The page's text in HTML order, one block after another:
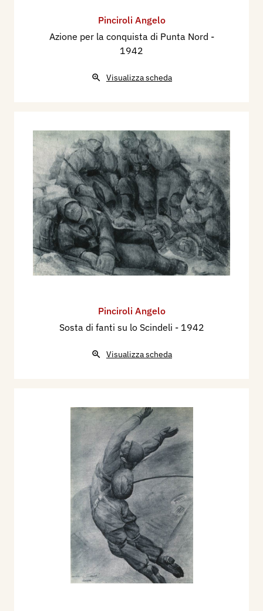
Pinciroli Angelo
Azione per la conquista di Punta Nord -
1942
Visualizza scheda
Pinciroli Angelo
Sosta di fanti su lo Scindeli - 1942
Visualizza scheda